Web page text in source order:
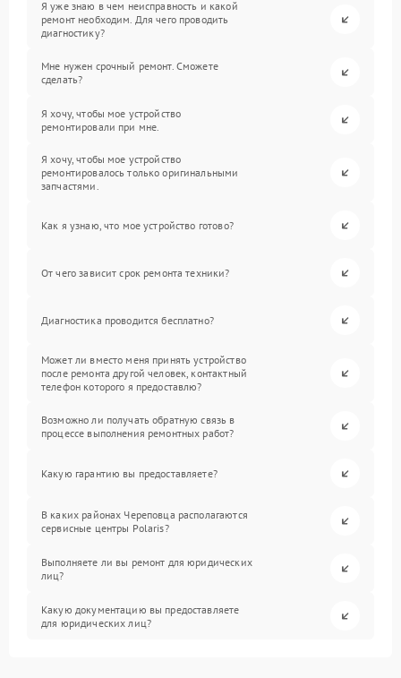
Я уже знаю в чем неисправность и какой
ремонт необходим. Для чего проводить
диагностику?
Мне нужен срочный ремонт. Сможете
сделать?
Я хочу, чтобы мое устройство
ремонтировали при мне.
Я хочу, чтобы мое устройство
ремонтировалось только оригинальными
запчастями.
Как я узнаю, что мое устройство готово?
От чего зависит срок ремонта техники?
Диагностика проводится бесплатно?
Может ли вместо меня принять устройство
после ремонта другой человек, контактный
телефон которого я предоставлю?
Возможно ли получать обратную связь в
процессе выполнения ремонтных работ?
Какую гарантию вы предоставляете?
В каких районах Череповца располагаются
сервисные центры Polaris?
Выполняете ли вы ремонт для юридических
лиц?
Какую документацию вы предоставляете
для юридических лиц?